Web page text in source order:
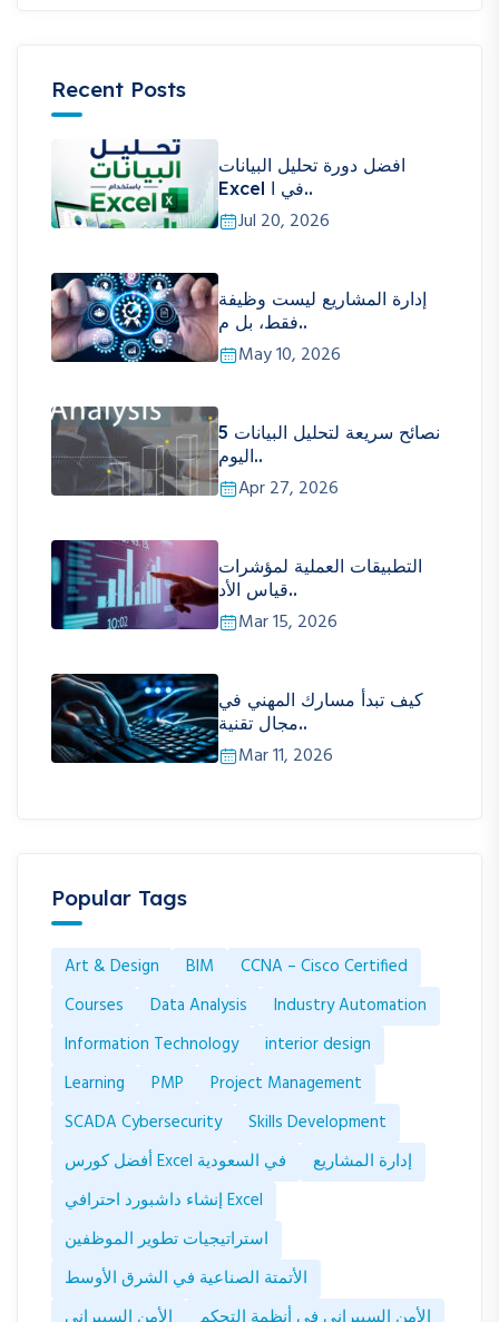
Recent Posts
افضل دورة تحليل البيانات
Excel في ا..
Jul 20, 2026
إدارة المشاريع ليست وظيفة
فقط، بل م..
May 10, 2026
5 نصائح سريعة لتحليل البيانات
اليوم..
Apr 27, 2026
التطبيقات العملية لمؤشرات
قياس الأد..
Mar 15, 2026
كيف تبدأ مسارك المهني في
مجال تقنية..
Mar 11, 2026
Popular Tags
Art & Design BIM
CCNA – Cisco Certified
Courses
Data Analysis
Industry Automation
Information Technology
interior design
Learning
PMP
Project Management
SCADA Cybersecurity
Skills Development
أفضل كورس Excel في السعودية
إدارة المشاريع
إنشاء داشبورد احترافي Excel
استراتيجيات تطوير الموظفين
الأتمتة الصناعية في الشرق الأوسط